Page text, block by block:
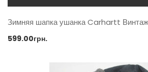
Зимняя шапка ушанка Carhartt
599.00грн.